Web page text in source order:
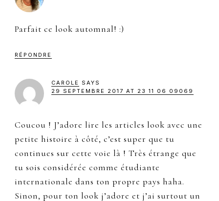
Parfait ce look automnal! :)
RÉPONDRE
CAROLE
SAYS
29 SEPTEMBRE 2017 AT 23 11 06 09069
Coucou ! J’adore lire les articles look avec une
petite histoire à côté, c’est super que tu
continues sur cette voie là ! Très étrange que
tu sois considérée comme étudiante
internationale dans ton propre pays haha.
Sinon, pour ton look j’adore et j’ai surtout un